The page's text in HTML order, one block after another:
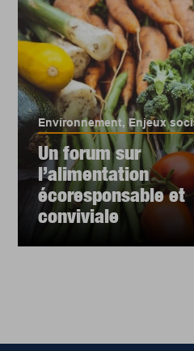
Environnement,Enjeux
Un forum sur
l’alimentation
écoresponsable et
conviviale